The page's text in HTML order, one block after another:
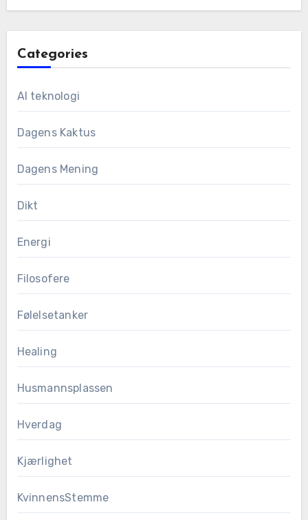
Categories
AI teknologi
Dagens Kaktus
Dagens Mening
Dikt
Energi
Filosofere
Følelsetanker
Healing
Husmannsplassen
Hverdag
Kjærlighet
KvinnensStemme